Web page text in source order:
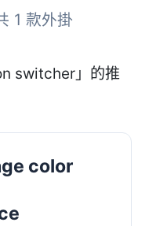
1 款外掛
switcher」的推
color